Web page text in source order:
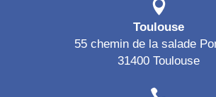
Toulouse
55 chemin de la salade
31400 Toulouse